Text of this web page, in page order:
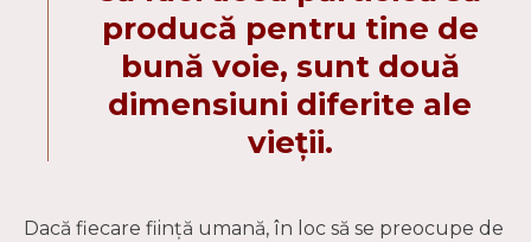
producă pentru tine de
bună voie, sunt două
dimensiuni diferite ale
vieții.
Dacă fiecare ființă umană, în loc să se preocupe de